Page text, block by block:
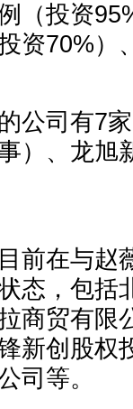
（投资
资70%）
公司有7
）、龙旭
前在与赵
态，包括
商贸有限
新创股权
司等。